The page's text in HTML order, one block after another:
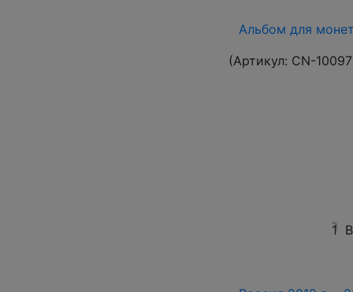
Альбом для
(Артикул: CN-
1